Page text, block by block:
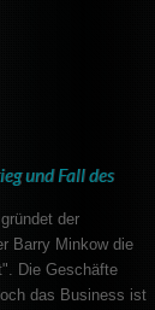
und Fall des
der
Barry Minkow die
Die Geschäfte
das Business ist